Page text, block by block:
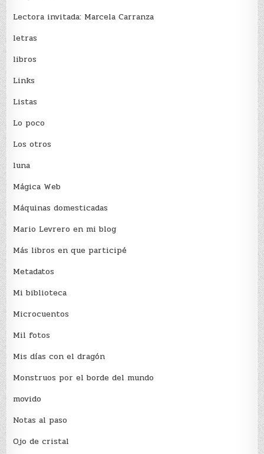
Lectora invitada: Marcela Carranza
letras
libros
Links
Listas
Lo poco
Los otros
luna
Mágica Web
Máquinas domesticadas
Mario Levrero en mi blog
Más libros en que participé
Metadatos
Mi biblioteca
Microcuentos
Mil fotos
Mis días con el dragón
Monstruos por el borde del mundo
movido
Notas al paso
Ojo de cristal